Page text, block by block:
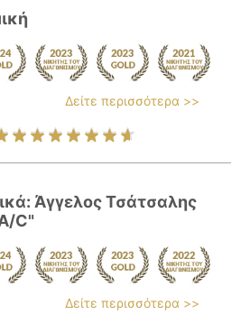
Δείτε περισσότερα >>
Άγγελος Τσάτσαλης
C"
Δείτε περισσότερα >>